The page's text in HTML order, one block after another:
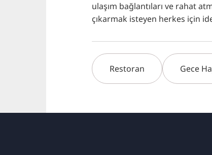
ulaşım bağlantıları ve rahat
çıkarmak isteyen herkes için
Restoran Gece